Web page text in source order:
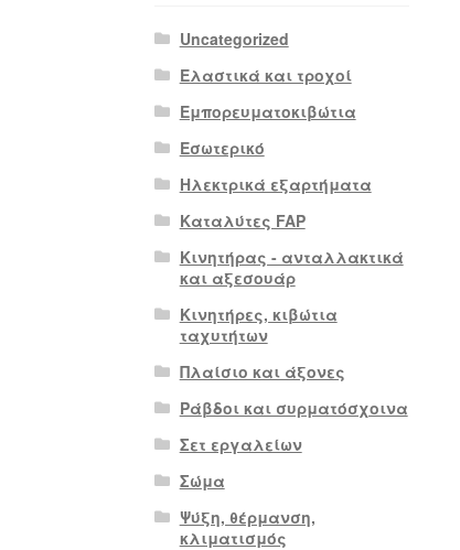
Uncategorized
Ελαστικά και τροχοί
Εμπορευματοκιβώτια
Εσωτερικό
Ηλεκτρικά εξαρτήματα
Καταλύτες FAP
Κινητήρας - ανταλλακτικά
και αξεσουάρ
Κινητήρες, κιβώτια
ταχυτήτων
Πλαίσιο και άξονες
Ράβδοι και συρματόσχοινα
Σετ εργαλείων
Σώμα
Ψύξη, θέρμανση,
κλιματισμός